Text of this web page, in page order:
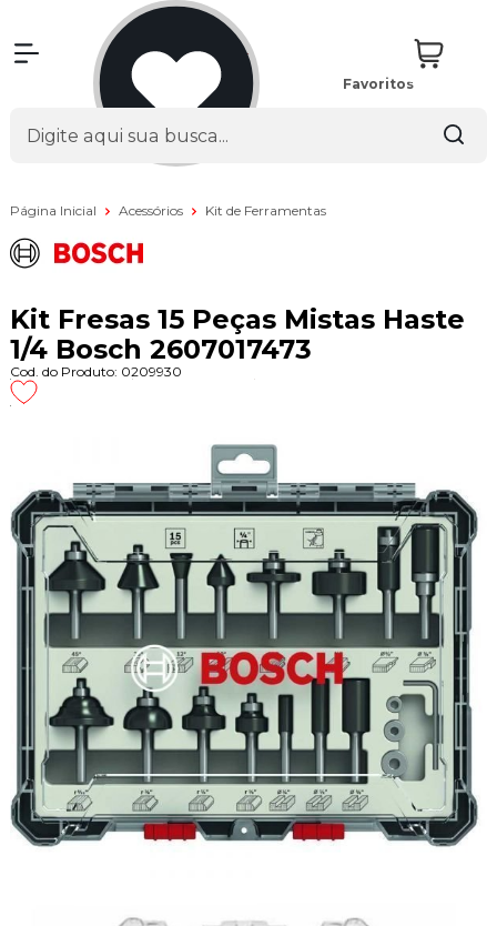
Favoritos
Página Inicial Acessórios Kit de Ferramentas
Kit Fresas 15 Peças Mistas Haste
1/4 Bosch 2607017473
Cod. do Produto: 0209930